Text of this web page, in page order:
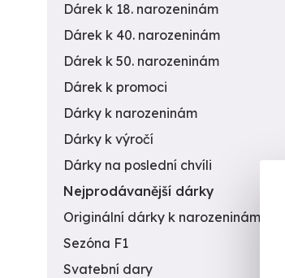
Dárek k 18. narozeninám
Dárek k 40. narozeninám
Dárek k 50. narozeninám
Dárek k promoci
Dárky k narozeninám
Dárky k výročí
Dárky na poslední chvíli
Nejprodávanější dárky
Originální dárky k narozeninám
Sezóna F1
Svatební dary